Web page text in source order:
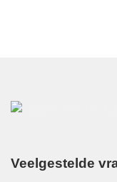
Veelgestelde